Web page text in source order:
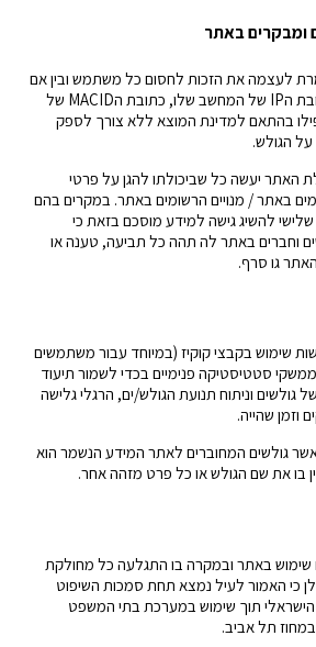
ומבקרים באתר
לעצמה את הזכות לחסום כל משתמש ובין אם
על ידי חסימת כתובת הIP של המחשב שלו, כתובת הMACID של
בהתאם למדינת המוצא ללא צורך לספק
הגולש.
האתר יעשה כל שביכולתו להגן על פרטי
באתר / מנויים הרשומים באתר. במקרים בהם
להשיג גישה למידע מוסכם בזאת כי
וחברים באתר לה תהה כל תביעה, טענה או
גו סרף.
שימוש בקבצי קוקיז (במיוחד עבור משתמשים
סטטיסטיקה פנימיים בכדי לשמור תיעוד
גולשים וניתוח תנועת הגולש/ים, הרגלי גלישה
וזמן שהייה.
גולשים המחוברים לאתר המידע הנשמר הוא
בו את שם הגולש או כל פרט מזהה אחר.
באתר ובמקרה בו התגלעה כל מחולקת
כי האמור לעיל נמצא תחת סמכות השיפוט
תוך שימוש במערכת בתי המשפט
תל אביב.